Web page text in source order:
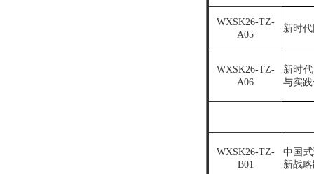
WXSK26-TZ-
A05
新时
WXSK26-TZ-
A06
新时
与实
WXSK26-TZ-
B01
中国
新战